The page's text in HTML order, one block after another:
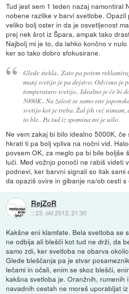
Tud jest sem 1 teden nazaj namontiral
nobene razlike v barvi svetlobe.
veliko bolj oster in da je osvetljenost
prej nek šrot iz Špara, ampak tako
Najbolj mi je to, da lahko končno v
ker so tako dobro sfokusirane.
Glede stekla.. Zato pa potem
manj svetijo je pa dejstvo. Odvisno je
temperaturo svetijo.. Idealno je če bi
5000K.. Na žalost se samo ene
svetijo kot je treba. Žal jih več nimam,
to ble.. Pa tud iz spomina mi je ušlo.
Ne vem zakaj bi bilo idealno 5000K,
hkrati ti pa bolj vpliva na nočni vid.
povsem OK, za meglo pa bi bile boljše
luči. Med vožnjo ponoči ne rabiš videti
podnevi, ker barvni signali so itak sami
da opaziš ovire in gibanje na/ob cesti s
RejZoR
::23. okt 2012, 21:30
Kakšne eni klamfate. Bela svetloba se
ne odbija ali blešči kot tud ne drži, da
samo zdi, ker svetloba ne obarva
Glede bleščanja pa je stvar
lečami in očali, enim se skoz blešči,
kakšna svetloba je. Oranžnih, rumenih
navadnih cestah ne moreš uporabljat